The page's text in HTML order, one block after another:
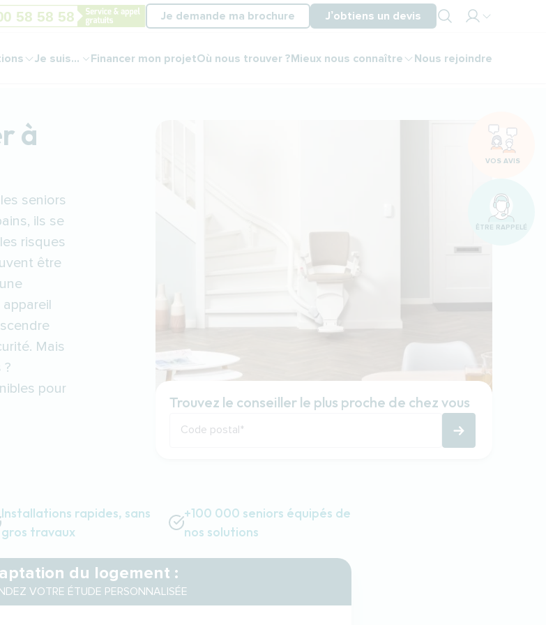
Je demande ma brochure
J’obtiens un devis
espace
Je suis... Financer mon projetOù nous trouver ?Mieux nous connaître Nous rejoindre
à
seniors
ils se
risques
être
Mais
?
pour
Trouvez le conseiller le plus proche de chez vous
Code postal*
Installations rapides, sans
gros travaux
+100 000 seniors équipés de
nos solutions
du logement :
VOTRE ÉTUDE PERSONNALISÉE
VOS AVIS
ÊTRE RAPPELÉ